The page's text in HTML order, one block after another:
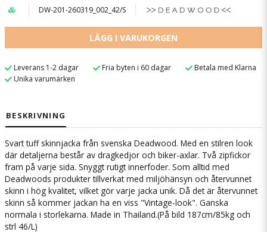
DW-201-260319_002_42/S
LÄGG I VARUKORGEN
Leverans 1-2 dagar Fria byten i 60 dagar
Betala med Klarna
Unika varumärken
BESKRIVNING
Svart tuff skinnjacka från svenska Deadwood. Med en stilren look
där detaljerna består av dragkedjor och biker-axlar. Två zipfickor
fram på varje sida. Snyggt rutigt innerfoder. Som alltid med
Deadwoods produkter tillverkat med miljöhänsyn och återvunnet
skinn i hög kvalitet, vilket gör varje jacka unik. Då det är återvunnet
skinn så kommer jackan ha en viss "Vintage-look". Ganska
normala i storlekarna. Made in Thailand.(På bild 187cm/85kg och
strl 46/L)